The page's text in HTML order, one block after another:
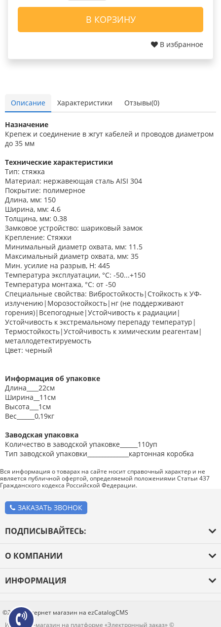
В КОРЗИНУ
В избранное
Описание Характеристики Отзывы(0)
Назначение
Крепеж и соединение в жгут кабелей и проводов диаметром
до 35 мм
Технические характеристики
Тип: стяжка
Материал: нержавеющая сталь AISI 304
Покрытие: полимерное
Длина, мм: 150
Ширина, мм: 4.6
Толщина, мм: 0.38
Замковое устройство: шариковый замок
Крепление: Стяжки
Минимальный диаметр охвата, мм: 11.5
Максимальный диаметр охвата, мм: 35
Мин. усилие на разрыв, Н: 445
Температура эксплуатации, °C: -50...+150
Температура монтажа, °C: от -50
Специальные свойства: Вибростойкость|Стойкость к УФ-
излучению|Морозостойкость|нг (не поддерживают
горения)|Всепогодные|Устойчивость к радиации|
Устойчивость к экстремальному перепаду температур|
Термостойкость|Устойчивость к химическим реагентам|
металлодетектируемость
Цвет: черный
Информация об упаковке
Длина____22см
Ширина__11см
Высота___1см
Вес______0,19кг
Заводская упаковка
Количество в заводской упаковке______110уп
Тип заводской упаковки______________картонная коробка
Вся информация о товарах на сайте носит справочный характер и не
является публичной офертой, определяемой положениями Статьи 437
Гражданского кодекса Российской Федерации.
ЗАКАЗАТЬ ЗВОНОК
ПОДПИСЫВАЙТЕСЬ:
О КОМПАНИИ
Новости
Контакты
ИНФОРМАЦИЯ
Каталог товаров
Блог
©2026 Интернет магазин на ezCatalogCMS
Интернет-магазин на платформе «Электронный заказ» ©